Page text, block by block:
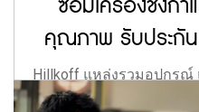
ซ่อมเครื่องชงกา
คุณภาพ รับประกั
Hillkoff แหล่งรวมอุปกร
กาแฟ เรารับซ่อมเครื่องช